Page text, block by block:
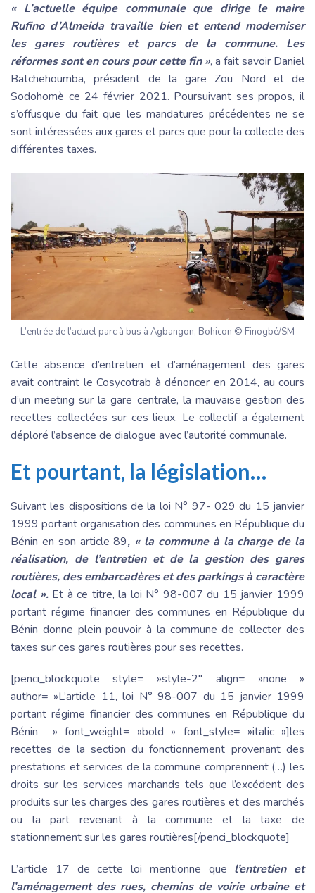
« L’actuelle équipe communale que dirige le maire
Rufino d’Almeida travaille bien et entend moderniser
les gares routières et parcs de la commune. Les
réformes sont en cours pour cette fin », a fait savoir Daniel
Batchehoumba, président de la gare Zou Nord et de
Sodohomè ce 24 février 2021. Poursuivant ses propos, il
s’offusque du fait que les mandatures précédentes ne se
sont intéressées aux gares et parcs que pour la collecte des
différentes taxes.
L’entrée de l’actuel parc à bus à Agbangon, Bohicon © Finogbé/SM
Cette absence d’entretien et d’aménagement des gares
avait contraint le Cosycotrab à dénoncer en 2014, au cours
d’un meeting sur la gare centrale, la mauvaise gestion des
recettes collectées sur ces lieux. Le collectif a également
déploré l’absence de dialogue avec l’autorité communale.
Et pourtant, la législation…
Suivant les dispositions de la loi N° 97- 029 du 15 janvier
1999 portant organisation des communes en République du
Bénin en son article 89, « la commune à la charge de la
réalisation, de l’entretien et de la gestion des gares
routières, des embarcadères et des parkings à caractère
local ». Et à ce titre, la loi N° 98-007 du 15 janvier 1999
portant régime financier des communes en République du
Bénin donne plein pouvoir à la commune de collecter des
taxes sur ces gares routières pour ses recettes.
[penci_blockquote style= »style-2″ align= »none »
author= »L’article 11, loi N° 98-007 du 15 janvier 1999
portant régime financier des communes en République du
Bénin » font_weight= »bold » font_style= »italic »]les
recettes de la section du fonctionnement provenant des
prestations et services de la commune comprennent (…) les
droits sur les services marchands tels que l’excédent des
produits sur les charges des gares routières et des marchés
ou la part revenant à la commune et la taxe de
stationnement sur les gares routières[/penci_blockquote]
L’article 17 de cette loi mentionne que l’entretien et
l’aménagement des rues, chemins de voirie urbaine et